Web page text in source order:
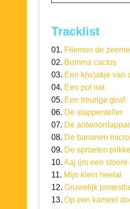
Tracklist
01. Filemon de
02. Bomma cactus
03. Een k(w)akje van
04. Een pot nat
05. Een treurige giraf
06. De stappenteller
07. De
08. De bananen
09. De sproeten
10. Aaj ijm een stoere
11. Mijn klein heelal
12. Gruwelijk
13. Op een kameel